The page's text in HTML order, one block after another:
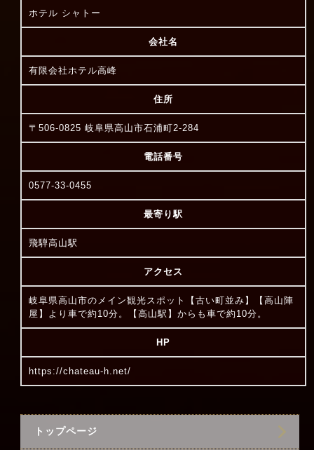
ホテル シャトー
会社名
有限会社ホテル高峰
住所
〒506-0825 岐阜県高山市石浦町2-284
電話番号
0577-33-0455
最寄り駅
飛騨高山駅
アクセス
岐阜県高山市のメイン観光スポット【古い町並み】【高山陣
屋】より車で約10分。【高山駅】からも車で約10分。
HP
https://chateau-h.net/
トップページ